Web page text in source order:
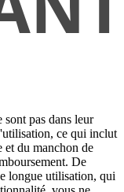
pas dans leur
ce qui inclut
et du manchon de
De
longue utilisation, qui